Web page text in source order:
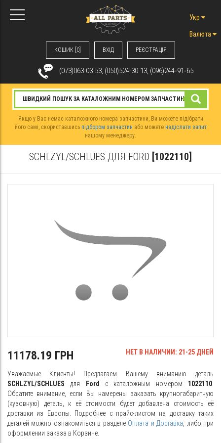
КОШИК [0] ВХIД РЕЄСТРАЦІЯ
Укр
Валюта
(073)063-03-53, (050)524-30-13, (096)244‑91‑65
Якщо у Вас немає каталожного номера запчастини, Ви можете підібрати
його самі, скориставшись підбором запчастин або можете надіслати запит
нашому менеджеру.
SCHLZYL/SCHLUES ДЛЯ FORD [1022110]
11178.19 ГРН НЕТ В НАЛИЧИИ: 21-25 ДНЕЙ
Уважаемые Клиенты! Предлагаем Вашему вниманию деталь
SCHLZYL/SCHLUES для Ford с каталожным номером 1022110
Обратите внимание, если Вы намерены заказать крупногабаритную
(кузовную) деталь, к её стоимости будет добавлена стоимость её
доставки из Европы. Подробнее с прайс-листом на доставку таких
деталей можно ознакомиться в разделе Оплата и Доставка , либо при
оформлении заказа в Корзине.